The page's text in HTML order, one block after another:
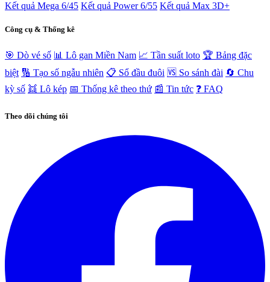
Kết quả Mega 6/45 Kết quả Power 6/55 Kết quả Max 3D+
Công cụ & Thống kê
🎯 Dò vé số 📊 Lô gan Miền Nam 📈 Tần suất loto 🏆 Bảng đặc
biệt 🔢 Tạo số ngẫu nhiên 📋 Sổ đầu đuôi 🆚 So sánh đài 🔄 Chu
kỳ số 👯 Lô kép 📅 Thống kê theo thứ 📰 Tin tức ❓ FAQ
Theo dõi chúng tôi